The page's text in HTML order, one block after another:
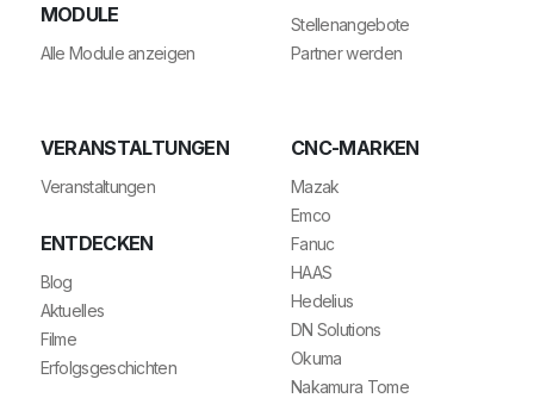
MODULE
Alle Module anzeigen
Stellenangebote
Partner werden
VERANSTALTUNGEN
Veranstaltungen
ENTDECKEN
Blog
Aktuelles
Filme
Erfolgsgeschichten
CNC-MARKEN
Mazak
Emco
Fanuc
HAAS
Hedelius
DN Solutions
Okuma
Nakamura Tome